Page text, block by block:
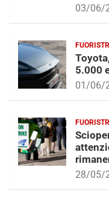
03/06/
5.000
01/06/
28/05/